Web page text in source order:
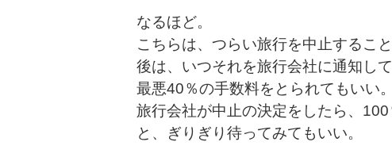
なるほど。
こちらは、つらい旅行を中止するこ
後は、いつそれを旅行会社に通知し
最悪40％の手数料をとられてもいい。
旅行会社が中止の決定をしたら、
と、ぎりぎり待ってみてもいい。